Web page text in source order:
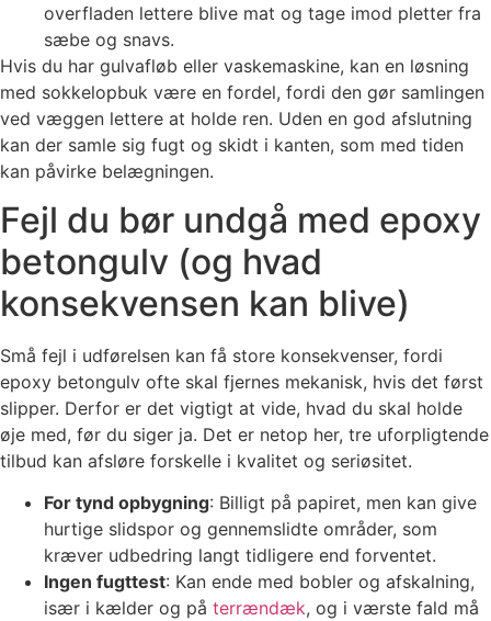
overfladen lettere blive mat og tage imod pletter fra
sæbe og snavs.
Hvis du har gulvafløb eller vaskemaskine, kan en løsning
med sokkelopbuk være en fordel, fordi den gør samlingen
ved væggen lettere at holde ren. Uden en god afslutning
kan der samle sig fugt og skidt i kanten, som med tiden
kan påvirke belægningen.
Fejl du bør undgå med epoxy
betongulv (og hvad
konsekvensen kan blive)
Små fejl i udførelsen kan få store konsekvenser, fordi
epoxy betongulv ofte skal fjernes mekanisk, hvis det først
slipper. Derfor er det vigtigt at vide, hvad du skal holde
øje med, før du siger ja. Det er netop her, tre uforpligtende
tilbud kan afsløre forskelle i kvalitet og seriøsitet.
For tynd opbygning: Billigt på papiret, men kan give
hurtige slidspor og gennemslidte områder, som
kræver udbedring langt tidligere end forventet.
Ingen fugttest: Kan ende med bobler og afskalning,
især i kælder og på terrændæk, og i værste fald må